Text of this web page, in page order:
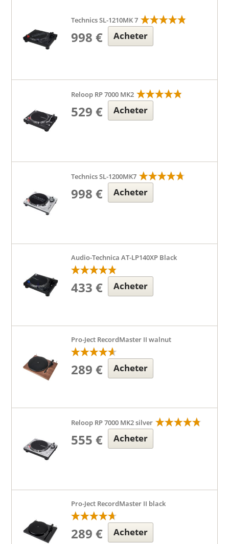
Technics SL-1210MK 7
998 € Acheter
Reloop RP 7000 MK2
529 € Acheter
Technics SL-1200MK7
998 € Acheter
Audio-Technica AT-LP140XP Black
433 € Acheter
Pro-Ject RecordMaster II walnut
289 € Acheter
Reloop RP 7000 MK2 silver
555 € Acheter
Pro-Ject RecordMaster II black
289 € Acheter